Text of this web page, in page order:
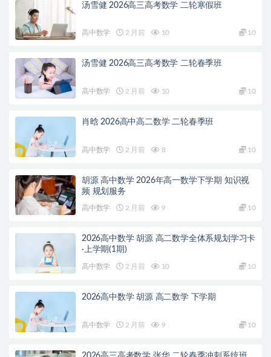
汤雪健 2026高三高考数学 二轮寒假班
高中数学 2 月前 10 10
汤雪健 2026高三高考数学 二轮春季班
高中数学 2 月前 10 10
肖晗 2026高中高二数学 二轮春季班
高中数学 2 月前 8 10
胡源 高中数学 2026年高一数学下学期 知识视
频 规划服务
高中数学 2 月前 9 10
2026高中数学 胡源 高二数学全体系规划学习卡
·上学期(1期)
高中数学 2 月前 10 10
2026高中数学 胡源 高二数学 下学期
高中数学 2 月前 9 10